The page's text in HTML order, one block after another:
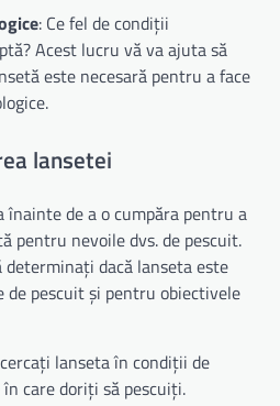
: Ce fel de condiții
Acest lucru vă va ajuta să
este necesară pentru a face
lansetei
de a o cumpăra pentru a
pentru nevoile dvs. de pescuit.
dacă lanseta este
pescuit și pentru obiectivele
lanseta în condiții de
care doriți să pescuiți.